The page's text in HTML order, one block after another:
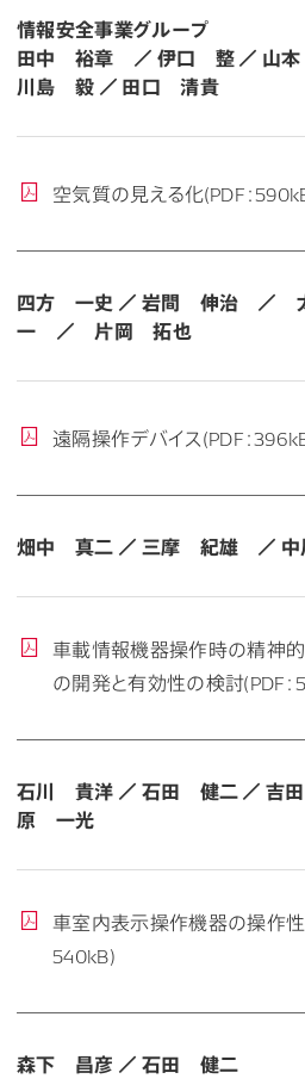
情報安全事業グループ
田中 裕章 ／ 伊口 整 ／ 山
川島 毅 ／ 田口 清貴
空気質の見える化(PDF：
四方 一史 ／ 岩間 伸治 ／
一 ／ 片岡 拓也
遠隔操作デバイス(PDF：
畑中 真二 ／ 三摩 紀雄 ／
車載情報機器操作時の精神
の開発と有効性の検討(PDF：
石川 貴洋 ／ 石田 健二 ／ 吉
原 一光
車室内表示操作機器の操作性
540kB)
森下 昌彦 ／ 石田 健二